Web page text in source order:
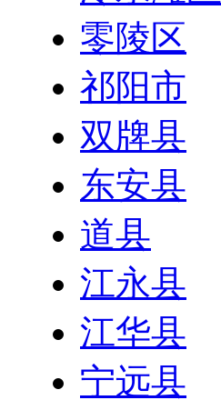
零陵区
祁阳市
双牌县
东安县
道县
江永县
江华县
宁远县